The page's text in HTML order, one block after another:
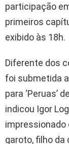
participação
primeiros
exibido às 18h.
Diferente dos
foi submetida
para ‘Peruas’
indicou Igor
garoto, filho da